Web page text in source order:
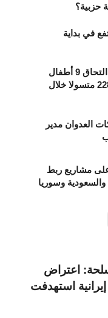
حزبية؟
في بداية
التنمية الاجتماعية: التحاق 9 أطفال
بأسر بديلة وضبط 228 متسولا خلال
العدوان مدير
مشاريع ربط
وسوريا
اعتراض
إيرانية استهدفت